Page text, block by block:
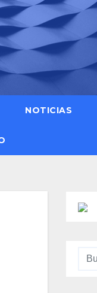
NOTICIAS